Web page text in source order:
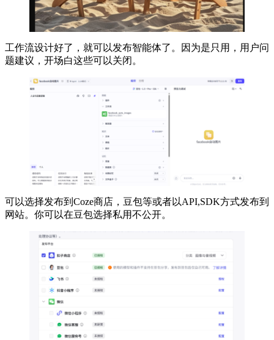
工作流设计好了，就可以发布智能体了。因为是只用，用户问
题建议，开场白这些可以关闭。
可以选择发布到Coze商店，豆包等或者以API,SDK方式发布到
网站。你可以在豆包选择私用不公开。